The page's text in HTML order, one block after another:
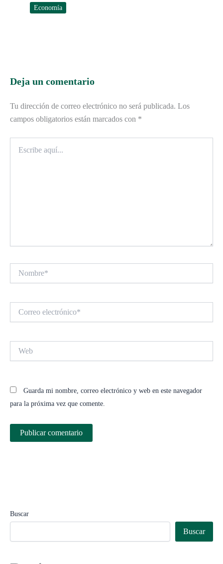
Economía
Deja un comentario
Tu dirección de correo electrónico no será publicada. Los
campos obligatorios están marcados con *
aquí...
electrónico*
Guarda mi nombre, correo electrónico y web en este navegador
para la próxima vez que comente.
Buscar
Buscar